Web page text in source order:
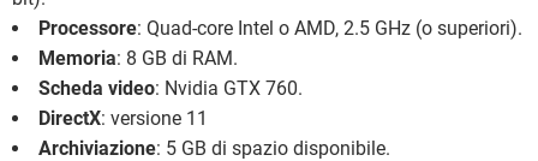
Processore: Quad-core Intel o AMD, 2.5 GHz (o superiori).
Memoria: 8 GB di RAM.
Scheda video: Nvidia GTX 760.
DirectX: versione 11
Archiviazione: 5 GB di spazio disponibile.